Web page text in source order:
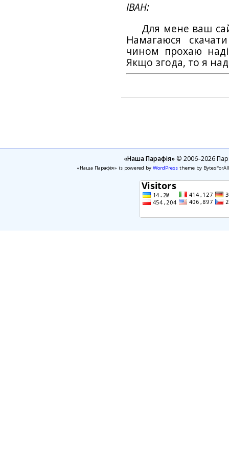
ІВАН
Для мене ваш
Намагаюся
чином прохаю
Якщо згода, то я
«Наша Парафія»© 2006–2026
«Наша Парафія» is powered by WordPresstheme by